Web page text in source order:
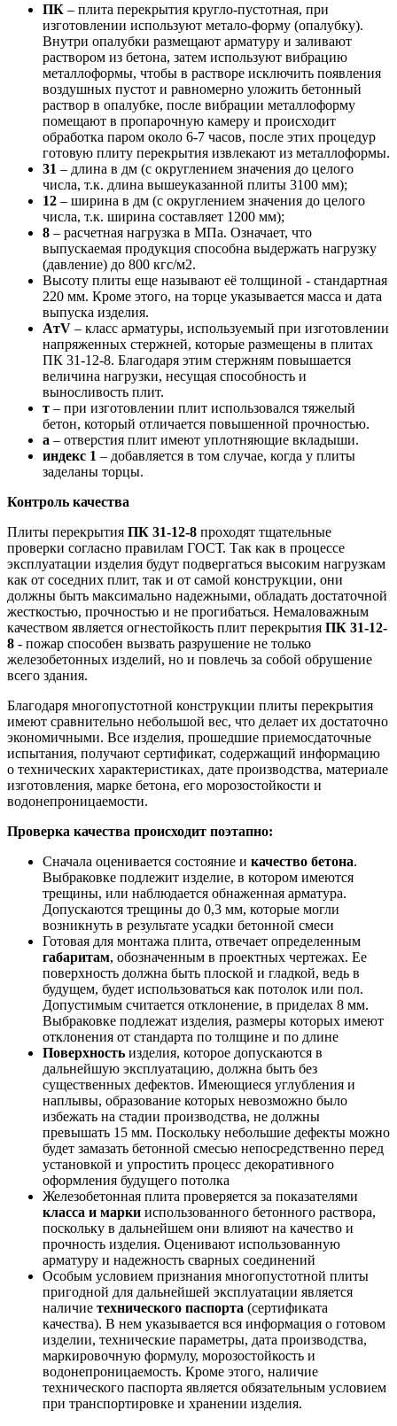
ПК – плита перекрытия кругло-пустотная, при
изготовлении используют метало-форму (опалубку).
Внутри опалубки размещают арматуру и заливают
раствором из бетона, затем используют вибрацию
металлоформы, чтобы в растворе исключить появления
воздушных пустот и равномерно уложить бетонный
раствор в опалубке, после вибрации металлоформу
помещают в пропарочную камеру и происходит
обработка паром около 6-7 часов, после этих процедур
готовую плиту перекрытия извлекают из металлоформы.
31 – длина в дм (с округлением значения до целого
числа, т.к. длина вышеуказанной плиты 3100 мм);
12 – ширина в дм (с округлением значения до целого
числа, т.к. ширина составляет 1200 мм);
8 – расчетная нагрузка в МПа. Означает, что
выпускаемая продукция способна выдержать нагрузку
(давление) до 800 кгс/м2.
Высоту плиты еще называют её толщиной - стандартная
220 мм. Кроме этого, на торце указывается масса и дата
выпуска изделия.
AтV – класс арматуры, используемый при изготовлении
напряженных стержней, которые размещены в плитах
ПК 31-12-8. Благодаря этим стержням повышается
величина нагрузки, несущая способность и
выносливость плит.
т – при изготовлении плит использовался тяжелый
бетон, который отличается повышенной прочностью.
а – отверстия плит имеют уплотняющие вкладыши.
индекс 1 – добавляется в том случае, когда у плиты
заделаны торцы.
Контроль качества
Плиты перекрытия ПК 31-12-8 проходят тщательные
проверки согласно правилам ГОСТ. Так как в процессе
эксплуатации изделия будут подвергаться высоким нагрузкам
как от соседних плит, так и от самой конструкции, они
должны быть максимально надежными, обладать достаточной
жесткостью, прочностью и не прогибаться. Немаловажным
качеством является огнестойкость плит перекрытия ПК 31-12-
8 - пожар способен вызвать разрушение не только
железобетонных изделий, но и повлечь за собой обрушение
всего здания.
Благодаря многопустотной конструкции плиты перекрытия
имеют сравнительно небольшой вес, что делает их достаточно
экономичными. Все изделия, прошедшие приемосдаточные
испытания, получают сертификат, содержащий информацию
о технических характеристиках, дате производства, материале
изготовления, марке бетона, его морозостойкости и
водонепроницаемости.
Проверка качества происходит поэтапно:
Сначала оценивается состояние и качество бетона.
Выбраковке подлежит изделие, в котором имеются
трещины, или наблюдается обнаженная арматура.
Допускаются трещины до 0,3 мм, которые могли
возникнуть в результате усадки бетонной смеси
Готовая для монтажа плита, отвечает определенным
габаритам, обозначенным в проектных чертежах. Ее
поверхность должна быть плоской и гладкой, ведь в
будущем, будет использоваться как потолок или пол.
Допустимым считается отклонение, в приделах 8 мм.
Выбраковке подлежат изделия, размеры которых имеют
отклонения от стандарта по толщине и по длине
Поверхность изделия, которое допускаются в
дальнейшую эксплуатацию, должна быть без
существенных дефектов. Имеющиеся углубления и
наплывы, образование которых невозможно было
избежать на стадии производства, не должны
превышать 15 мм. Поскольку небольшие дефекты можно
будет замазать бетонной смесью непосредственно перед
установкой и упростить процесс декоративного
оформления будущего потолка
Железобетонная плита проверяется за показателями
класса и марки использованного бетонного раствора,
поскольку в дальнейшем они влияют на качество и
прочность изделия. Оценивают использованную
арматуру и надежность сварных соединений
Особым условием признания многопустотной плиты
пригодной для дальнейшей эксплуатации является
наличие технического паспорта (сертификата
качества). В нем указывается вся информация о готовом
изделии, технические параметры, дата производства,
маркировочную формулу, морозостойкость и
водонепроницаемость. Кроме этого, наличие
технического паспорта является обязательным условием
при транспортировке и хранении изделия.